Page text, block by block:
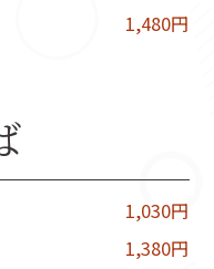
1,480円
1,030円
1,380円